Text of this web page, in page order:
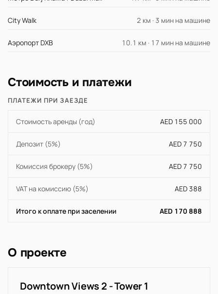
City Walk 2 км · 3 мин на машине
Аэропорт DXB 10.1 км · 17 мин на машине
Стоимость и платежи
ПЛАТЕЖИ ПРИ ЗАЕЗДЕ
Стоимость аренды (год) AED 155 000
Депозит (5%) AED 7 750
Комиссия брокеру (5%) AED 7 750
VAT на комиссию (5%) AED 388
Итого к оплате при заселении AED 170 888
О проекте
Downtown Views 2 - Tower 1